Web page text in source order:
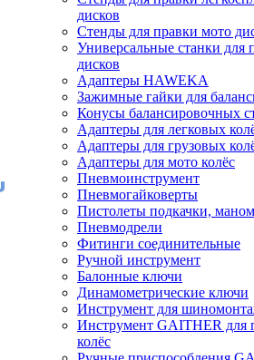
дисков
Стенды для правки мото
Универсальные станки для
дисков
Адаптеры HAWEKA
Зажимные гайки для
Конусы балансировочных
Адаптеры для легковых
Адаптеры для грузовых
Адаптеры для мото колёс
Пневмоинструмент
Пневмогайковерты
Пистолеты подкачки,
Пневмодрели
Фитинги соединительные
Ручной инструмент
Балонные ключи
Динамометрические ключи
Инструмент для
Инструмент GAITHER для
колёс